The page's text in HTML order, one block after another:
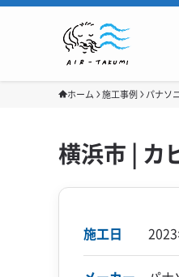
ホーム 施工事例 パナソ
横浜市 | カ
施工日